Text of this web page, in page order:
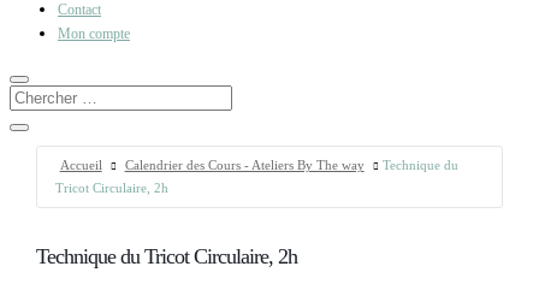
Contact
Mon compte
Accueil Calendrier des Cours - Ateliers By The way
Technique du
Tricot Circulaire, 2h
Technique du Tricot Circulaire, 2h